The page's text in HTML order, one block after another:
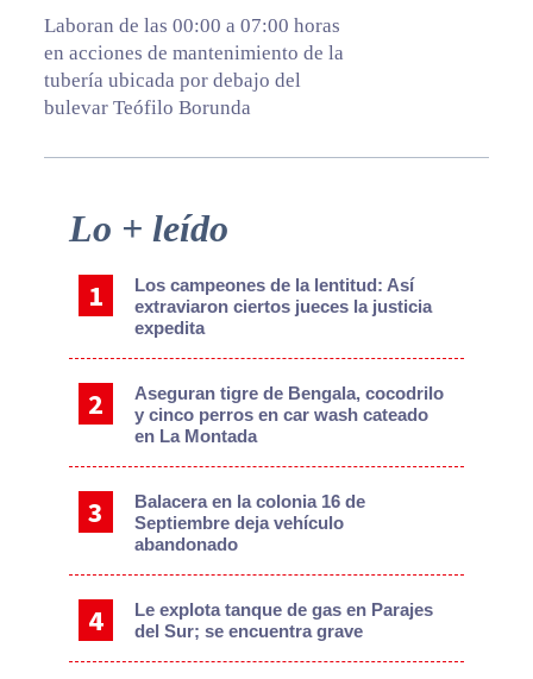
Laboran de las 00:00 a 07:00 horas
en acciones de mantenimiento de la
tubería ubicada por debajo del
bulevar Teófilo Borunda
Primary
Sidebar
Lo + leído
Los campeones de la lentitud: Así
extraviaron ciertos jueces la justicia
expedita
Aseguran tigre de Bengala, cocodrilo
y cinco perros en car wash cateado
en La Montada
Balacera en la colonia 16 de
Septiembre deja vehículo
abandonado
Le explota tanque de gas en Parajes
del Sur; se encuentra grave